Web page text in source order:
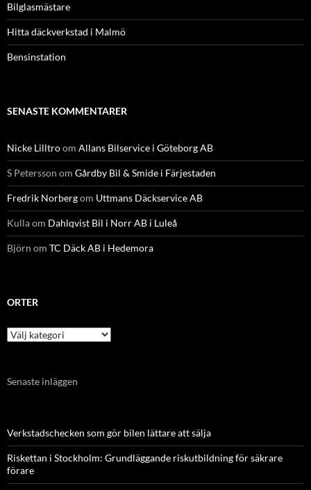
Bilglasmästare
Hitta däckverkstad i Malmö
Bensinstation
SENASTE KOMMENTARER
Nicke Lilltroom Allans Bilservice i Göteborg AB
S Petersson om Gårdby Bil & Smide i Färjestaden
Fredrik Norbergom Uttmans Däckservice AB
Kullaom Dahlqvist Bil i Norr AB i Luleå
Björn om TC Däck AB i Hedemora
ORTER
Orter
Senaste inläggen
Verkstadschecken som gör bilen lättare att sälja
Riskettan i Stockholm: Grundläggande riskutbildning för säkrare
förare